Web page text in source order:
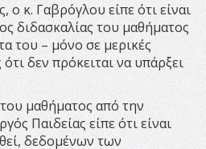
ο κ. Γαβρόγλου είπε ότι είναι
διδασκαλίας του μαθήματος
του – μόνο σε μερικές
δεν πρόκειται να υπάρξει
μαθήματος από την
Παιδείας είπε ότι είναι
δεδομένων των